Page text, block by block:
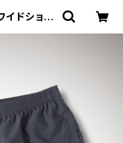
ドショー